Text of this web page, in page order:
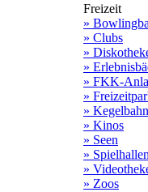
Freizeit
»
» Clubs
»
»
» FKK-
»
»
» Kinos
» Seen
»
»
» Zoos